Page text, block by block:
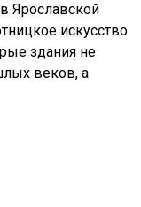
Ярославской
искусство
здания не
веков, а